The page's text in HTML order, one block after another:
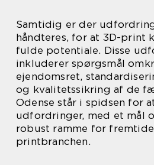
Samtidig er der
håndteres, for at 3D-print
fulde potentiale. Disse
inkluderer spørgsmål
ejendomsret,
og kvalitetssikring af de
Odense står i spidsen for
udfordringer, med et mål
robust ramme for
printbranchen.